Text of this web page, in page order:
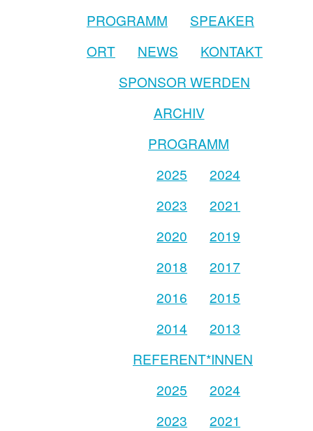
PROGRAMM
SPEAKER
ORT
NEWS
KONTAKT
SPONSOR WERDEN
ARCHIV
PROGRAMM
2025
2024
2023
2021
2020
2019
2018
2017
2016
2015
2014
2013
REFERENT*INNEN
2025
2024
2023
2021